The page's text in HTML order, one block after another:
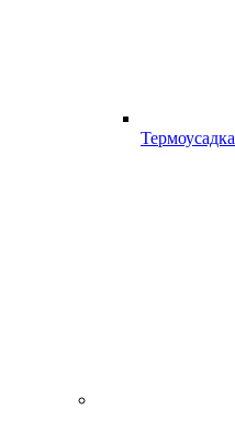
Термоусадка